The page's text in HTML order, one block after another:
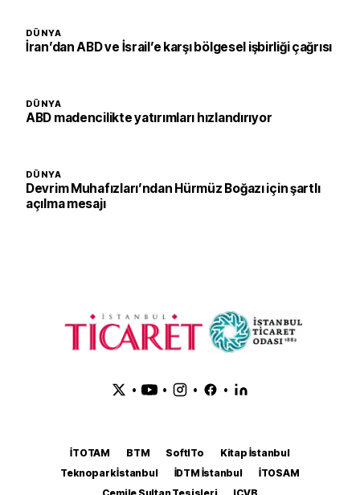
DÜNYA
İran’dan ABD ve İsrail’e karşı bölgesel işbirliği çağrısı
DÜNYA
ABD madencilikte yatırımları hızlandırıyor
DÜNYA
Devrim Muhafızları’ndan Hürmüz Boğazı için şartlı
açılma mesajı
• • • •
İTOTAM BTM SoftITo
Kitap İstanbul
Teknopark İstanbul
İDTM İstanbul
İTOSAM